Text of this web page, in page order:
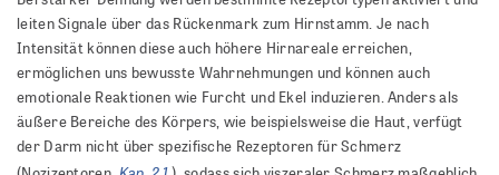
leiten Signale über das Rückenmark zum Hirnstamm. Je nach
Intensität können diese auch höhere Hirnareale erreichen,
ermöglichen uns bewusste Wahrnehmungen und können auch
emotionale Reaktionen wie Furcht und Ekel induzieren. Anders als
äußere Bereiche des Körpers, wie beispielsweise die Haut, verfügt
der Darm nicht über spezifische Rezeptoren für Schmerz